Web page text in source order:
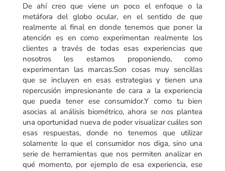
De ahí creo que viene un poco el enfoque o la
metáfora del globo ocular, en el sentido de que
realmente al final en donde tenemos que poner la
atención es en como experimentan realmente los
clientes a través de todas esas experiencias que
nosotros les estamos proponiendo, como
experimentan las marcas.Son cosas muy sencillas
que se incluyen en esas estrategias y tienen una
repercusión impresionante de cara a la experiencia
que pueda tener ese consumidor.Y como tu bien
asocias al análisis biométrico, ahora se nos plantea
una oportunidad nueva de poder visualizar cuáles son
esas respuestas, donde no tenemos que utilizar
solamente lo que el consumidor nos diga, sino una
serie de herramientas que nos permiten analizar en
qué momento, por ejemplo de esa experiencia, ese